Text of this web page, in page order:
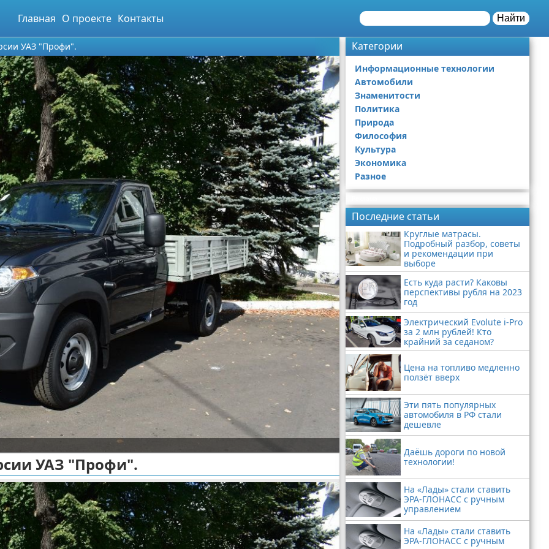
Главная О проекте Контакты Найти
УАЗ "Профи".
УАЗ "Профи".
Категории
Информационные технологии
Автомобили
Знаменитости
Политика
Природа
Философия
Культура
Экономика
Разное
Последние статьи
Круглые матрасы.
Подробный разбор, советы
и рекомендации при
выборе
Есть куда расти? Каковы
перспективы рубля на 2023
год
Электрический Evolute i-Pro
за 2 млн рублей! Кто
крайний за седаном?
Цена на топливо медленно
ползёт вверх
Эти пять популярных
автомобиля в РФ стали
дешевле
Даёшь дороги по новой
технологии!
На «Лады» стали ставить
ЭРА-ГЛОНАСС с ручным
управлением
На «Лады» стали ставить
ЭРА-ГЛОНАСС с ручным